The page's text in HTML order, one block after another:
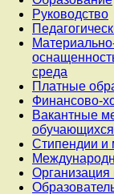
Руководство
среда
Платные
Финансово-
Вакантные
обучающихся
Стипендии и
Организация